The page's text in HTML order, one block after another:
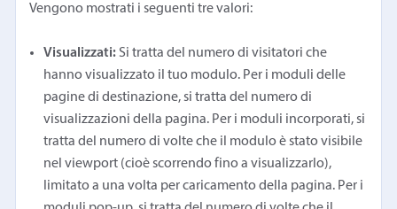
Vengono mostrati i seguenti tre valori:
Visualizzati: Si tratta del numero di visitatori che
hanno visualizzato il tuo modulo. Per i moduli delle
pagine di destinazione, si tratta del numero di
visualizzazioni della pagina. Per i moduli incorporati, si
tratta del numero di volte che il modulo è stato visibile
nel viewport (cioè scorrendo fino a visualizzarlo),
limitato a una volta per caricamento della pagina. Per i